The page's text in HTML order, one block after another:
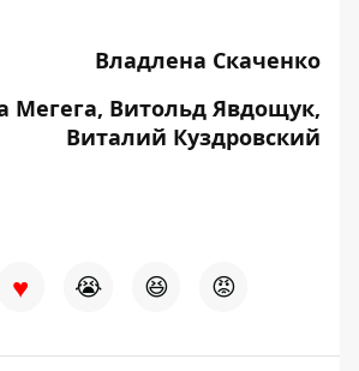
Владлена Скаченко
Мегега, Витольд Явдощук,
Виталий Куздровский
♥ 😭 😆 😡